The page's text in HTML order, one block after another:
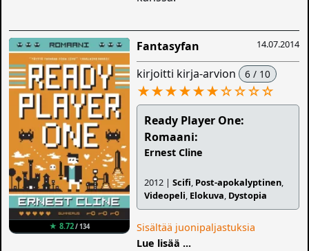
★ 8.72/ 134
14.07.2014
Fantasyfan
kirjoitti kirja-arvion 6 / 10
★★★★★★☆☆☆☆
Ready Player One:
Romaani:
Ernest Cline
2012 |Scifi, Post-apokalyptinen,
Videopeli, Elokuva, Dystopia
Sisältää juonipaljastuksia
Lue lisää ...